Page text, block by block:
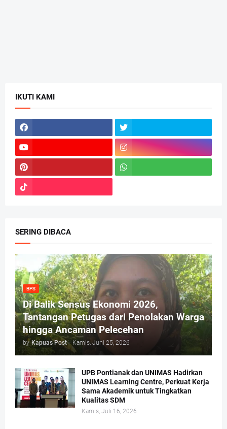
IKUTI KAMI
SERING DIBACA
BPS
Di Balik Sensus Ekonomi 2026,
Tantangan Petugas dari Penolakan Warga
hingga Ancaman Pelecehan
by Kapuas Post - Kamis, Juni 25, 2026
UPB Pontianak dan UNIMAS Hadirkan
UNIMAS Learning Centre, Perkuat Kerja
Sama Akademik untuk Tingkatkan
Kualitas SDM
Kamis, Juli 16, 2026